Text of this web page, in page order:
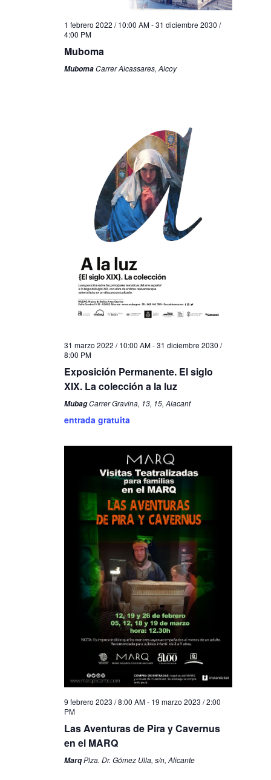
1 febrero 2022 / 10:00 AM-31 diciembre 2030 /
4:00 PM
Muboma
MubomaCarrer Alcassares, Alcoy
31 marzo 2022 / 10:00 AM-31 diciembre 2030 /
8:00 PM
Exposición Permanente. El siglo
XIX. La colección a la luz
MubagCarrer Gravina, 13, 15, Alacant
entrada gratuita
9 febrero 2023 / 8:00 AM- 19 marzo 2023 / 2:00
PM
Las Aventuras de Pira y Cavernus
en el MARQ
MarqPlza. Dr. Gómez Ulla, s/n, Alicante